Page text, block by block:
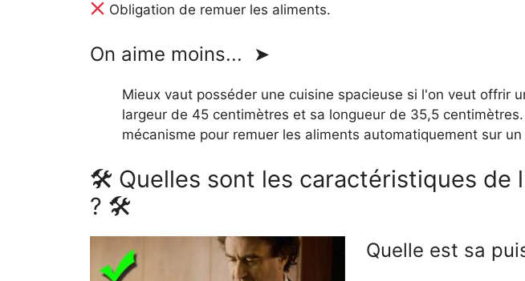
Obligation de remuer les aliments.
On aime moins... ➤
Mieux vaut posséder une cuisine spacieuse si l'on veut offrir
largeur de 45 centimètres et sa longueur de 35,5
mécanisme pour remuer les aliments automatiquement sur
🛠 Quelles sont les caractéristiques de
? 🛠
Quelle est sa